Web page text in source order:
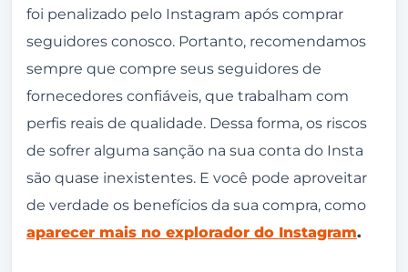
foi penalizado pelo Instagram após comprar
seguidores conosco. Portanto, recomendamos
sempre que compre seus seguidores de
fornecedores confiáveis, que trabalham com
perfis reais de qualidade. Dessa forma, os riscos
de sofrer alguma sanção na sua conta do Insta
são quase inexistentes. E você pode aproveitar
de verdade os benefícios da sua compra, como
aparecer mais no explorador do Instagram.